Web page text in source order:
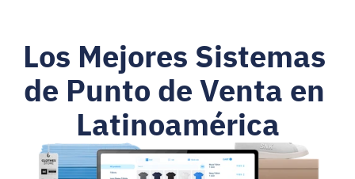
Los Mejores Sistemas
de Punto de Venta en
Latinoamérica